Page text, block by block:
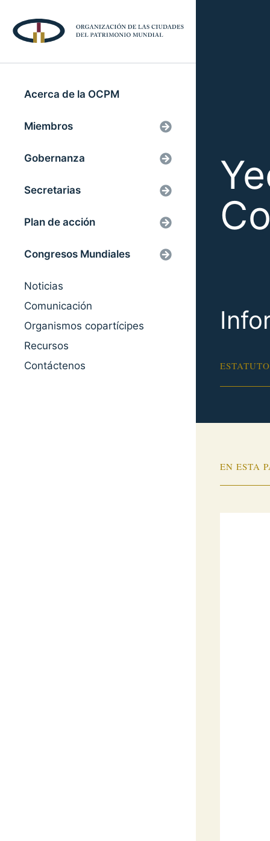
Acerca de la OCPM
Miembros
Gobernanza
Secretarias
Plan de acción
Congresos Mundiales
Noticias
Comunicación
Organismos copartícipes
Recursos
Contáctenos
EN ESTA